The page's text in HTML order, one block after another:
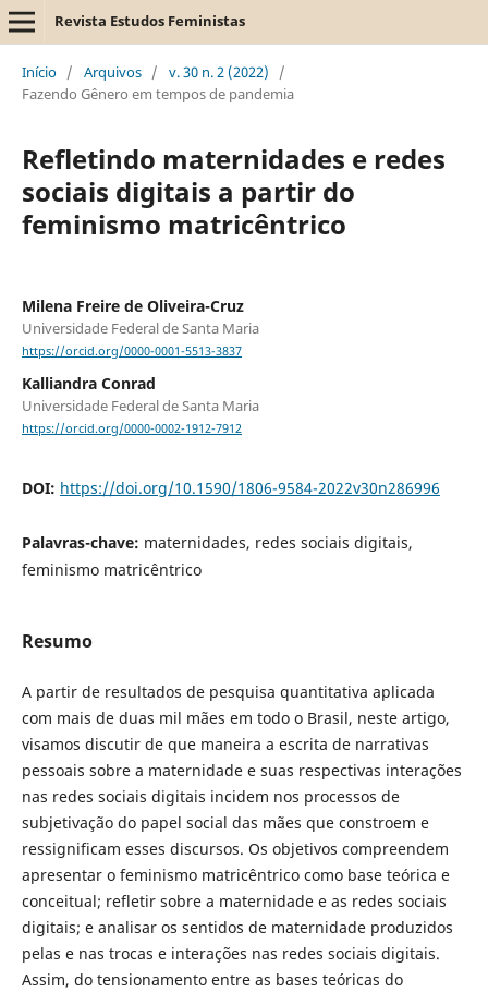
Revista Estudos Feministas
Início / Arquivos / v. 30 n. 2 (2022)
/
Fazendo Gênero em tempos de pandemia
Refletindo maternidades e redes
sociais digitais a partir do
feminismo matricêntrico
Milena Freire de Oliveira-Cruz
Universidade Federal de Santa Maria
https://orcid.org/0000-0001-5513-3837
Kalliandra Conrad
Universidade Federal de Santa Maria
https://orcid.org/0000-0002-1912-7912
DOI: https://doi.org/10.1590/1806-9584-2022v30n286996
Palavras-chave: maternidades, redes sociais digitais,
feminismo matricêntrico
Resumo
A partir de resultados de pesquisa quantitativa aplicada
com mais de duas mil mães em todo o Brasil, neste artigo,
visamos discutir de que maneira a escrita de narrativas
pessoais sobre a maternidade e suas respectivas interações
nas redes sociais digitais incidem nos processos de
subjetivação do papel social das mães que constroem e
ressignificam esses discursos. Os objetivos compreendem
apresentar o feminismo matricêntrico como base teórica e
conceitual; refletir sobre a maternidade e as redes sociais
digitais; e analisar os sentidos de maternidade produzidos
pelas e nas trocas e interações nas redes sociais digitais.
Assim, do tensionamento entre as bases teóricas do